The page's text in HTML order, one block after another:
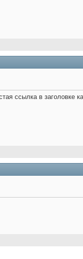
ссылка в заголовке